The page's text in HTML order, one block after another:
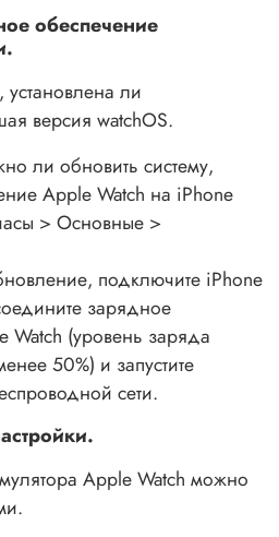
обеспечение
установлена ли
версия watchOS.
ли обновить систему,
Apple Watch на iPhone
> Основные >
подключите iPhone
зарядное
Watch (уровень заряда
50%) и запустите
сети.
Apple Watch можно